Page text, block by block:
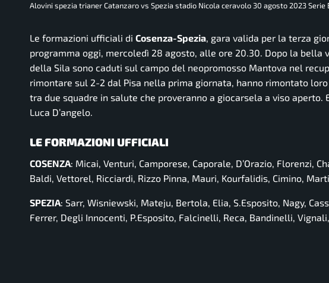
Alovini spezia trianer Catanzaro vs Spezia stadio Nicola ceravolo 30 agosto 2023 Serie
Le formazioni ufficiali di Cosenza-Spezia, gara valida per la terza
programma oggi, mercoledì 28 agosto, alle ore 20.30. Dopo la bella
della Sila sono caduti sul campo del neopromosso Mantova nel
rimontare sul 2-2 dal Pisa nella prima giornata, hanno rimontato
tra due squadre in salute che proveranno a giocarsela a viso
Luca D’angelo.
LE FORMAZIONI UFFICIALI
COSENZA: Micai, Venturi, Camporese, Caporale, D’Orazio, Florenzi,
Baldi, Vettorel, Ricciardi, Rizzo Pinna, Mauri, Kourfalidis, Cimino,
SPEZIA: Sarr, Wisniewski, Mateju, Bertola, Elia, S.Esposito, Nagy,
Ferrer, Degli Innocenti, P.Esposito, Falcinelli, Reca, Bandinelli,